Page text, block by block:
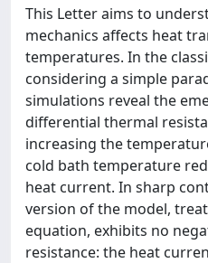
This Letter aims to
mechanics affects heat
temperatures. In the
considering a simple
simulations reveal the
differential thermal
increasing the
cold bath temperature
heat current. In sharp
version of the model,
equation, exhibits no
resistance: the heat